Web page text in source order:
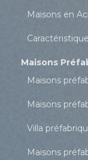
Maisons en
Maisons
Maisons
Maisons
Villa
Maisons